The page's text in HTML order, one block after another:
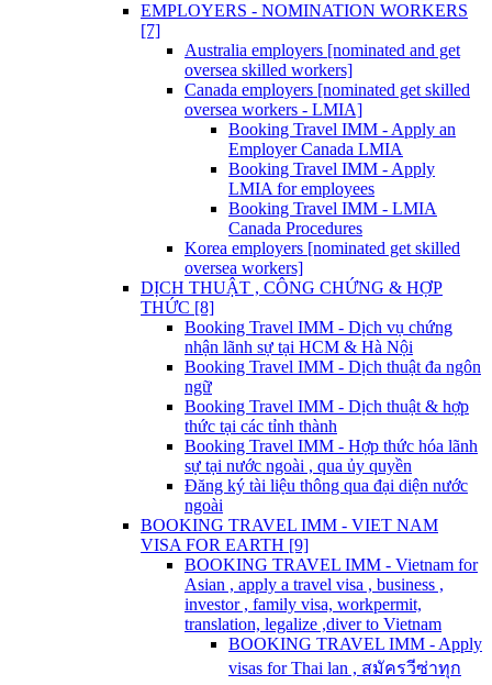
EMPLOYERS - NOMINATION WORKERS
[7]
Australia employers [nominated and get
oversea skilled workers]
Canada employers [nominated get skilled
oversea workers - LMIA]
Booking Travel IMM - Apply an
Employer Canada LMIA
Booking Travel IMM - Apply
LMIA for employees
Booking Travel IMM - LMIA
Canada Procedures
Korea employers [nominated get skilled
oversea workers]
DỊCH THUẬT , CÔNG CHỨNG & HỢP
THỨC [8]
Booking Travel IMM - Dịch vụ chứng
nhận lãnh sự tại HCM & Hà Nội
Booking Travel IMM - Dịch thuật đa ngôn
ngữ
Booking Travel IMM - Dịch thuật & hợp
thức tại các tỉnh thành
Booking Travel IMM - Hợp thức hóa lãnh
sự tại nước ngoài , qua ủy quyền
Đăng ký tài liệu thông qua đại diện nước
ngoài
BOOKING TRAVEL IMM - VIET NAM
VISA FOR EARTH [9]
BOOKING TRAVEL IMM - Vietnam for
Asian , apply a travel visa , business ,
investor , family visa, workpermit,
translation, legalize ,diver to Vietnam
BOOKING TRAVEL IMM - Apply
visas for Thai lan , สมัครวีซ่าทุก